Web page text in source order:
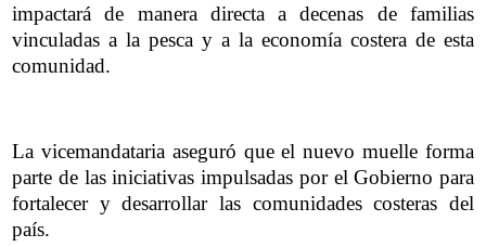
impactará de manera directa a decenas de familias
vinculadas a la pesca y a la economía costera de esta
comunidad.
La vicemandataria aseguró que el nuevo muelle forma
parte de las iniciativas impulsadas por el Gobierno para
fortalecer y desarrollar las comunidades costeras del
país.